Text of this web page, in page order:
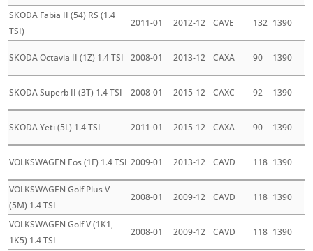
SKODA Fabia II (54) RS (1.4
TSI)
2011-01 2012-12 CAVE 132 1390
SKODA Octavia II (1Z) 1.4 TSI 2008-01 2013-12 CAXA 90 1390
SKODA Superb II (3T) 1.4 TSI 2008-01 2015-12 CAXC 92 1390
SKODA Yeti (5L) 1.4 TSI 2011-01 2015-12 CAXA 90 1390
VOLKSWAGEN Eos (1F) 1.4 TSI 2009-01 2013-12 CAVD 118 1390
VOLKSWAGEN Golf Plus V
(5M) 1.4 TSI
2008-01 2009-12 CAVD 118 1390
VOLKSWAGEN Golf V (1K1,
1K5) 1.4 TSI
2008-01 2009-12 CAVD 118 1390